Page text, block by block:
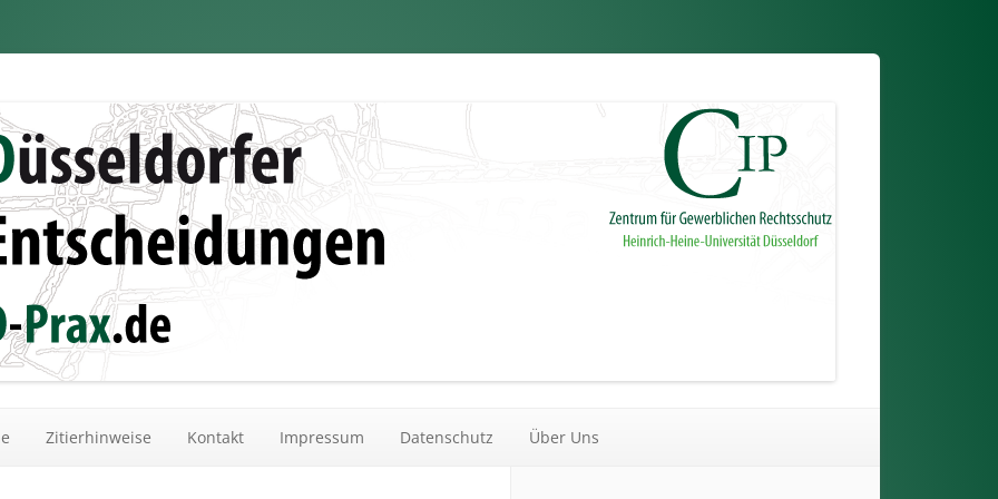
Zitierhinweise Kontakt Impressum Datenschutz Über Uns